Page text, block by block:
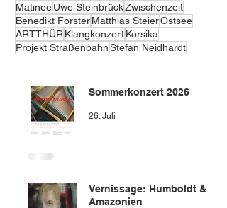
MatineeUwe SteinbrückZwischenzeit
Benedikt ForsterMatthias SteierOstsee
ARTTHÜRKlangkonzertKorsika
Projekt StraßenbahnStefan Neidhardt
Sommerkonzert 2026
26. Juli
Vernissage: Humboldt &
Amazonien